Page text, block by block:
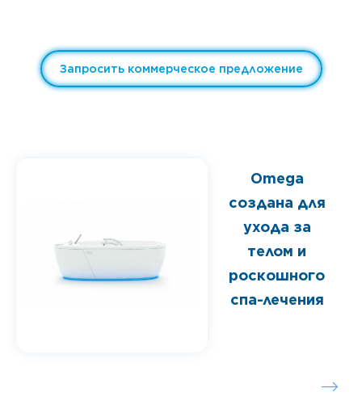
Запросить коммерческое предложение
Omega
создана для
ухода за
телом и
роскошного
спа-лечения